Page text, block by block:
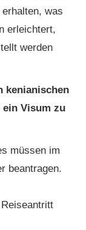
was
erleichtert,
werden
kenianischen
ein Visum zu
müssen im
beantragen.